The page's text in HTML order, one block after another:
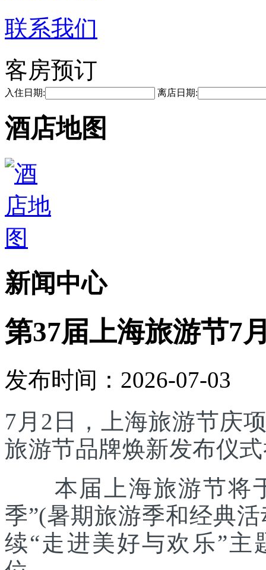
联系我们
客房预订
入住日期: 离店日期:
酒店地图
新闻中心
第37届上海旅游节7
发布时间：2026-07-03
7月2日，上海旅游节庆
旅游节品牌焕新发布仪
本届上海旅游节将于
季”(暑期旅游季和经典
续“走进美好与欢乐”主